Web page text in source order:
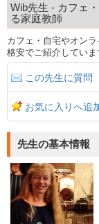
Wib先生 - カフェ
る家庭教師
カフェ・自宅やオン
格安でご紹介していま
この先生に質問
お気に入りへ追
先生の基本情報